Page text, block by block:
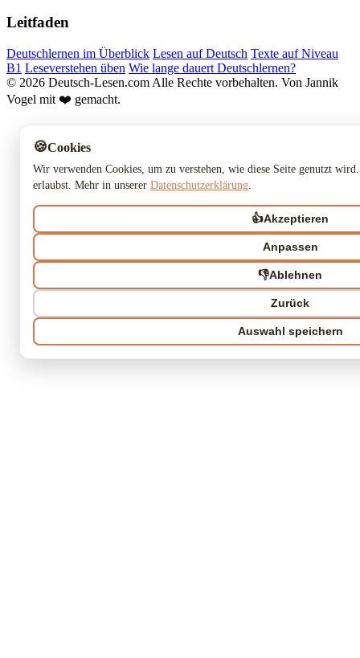
Leitfaden
Deutschlernen im Überblick Lesen auf Deutsch Texte auf Niveau
B1 Leseverstehen üben Wie lange dauert Deutschlernen?
© 2026 Deutsch-Lesen.com Alle Rechte vorbehalten. Von Jannik
Vogel mit ❤️ gemacht.
🍪Cookies
Wir verwenden Cookies, um zu verstehen, wie diese Seite genutzt
erlaubst. Mehr in unserer Datenschutzerklärung.
👍Akzeptieren
Anpassen
👎Ablehnen
Zurück
Auswahl speichern